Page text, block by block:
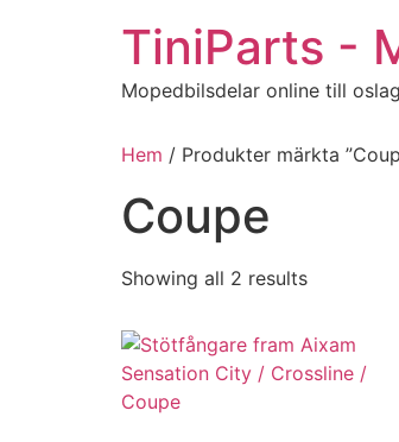
TiniParts -
Mopedbilsdelar online till
Hem / Produkter märkta
Coupe
Showing all 2 resultsSorted
popularity